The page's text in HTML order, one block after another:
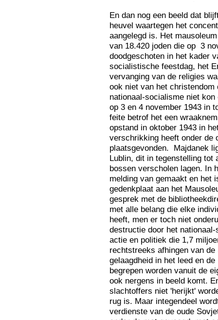
En dan nog een beeld dat
heuvel waartegen het
aangelegd is. Het
van 18.420 joden die op 3
doodgeschoten in het kader
socialistische feestdag, het
vervanging van de religies
ook niet van het
nationaal-socialisme niet
op 3 en 4 november 1943 in
feite betrof het een
opstand in oktober 1943 in
verschrikking heeft onder de
plaatsgevonden. Majdanek
Lublin, dit in tegenstelling tot
bossen verscholen lagen. In
melding van gemaakt en het
gedenkplaat aan het
gesprek met de
met alle belang die elke
heeft, men er toch niet
destructie door het
actie en politiek die 1,7
rechtstreeks afhingen van
gelaagdheid in het leed en
begrepen worden vanuit de
ook nergens in beeld komt.
slachtoffers niet 'herijkt'
rug is. Maar integendeel
verdienste van de oude